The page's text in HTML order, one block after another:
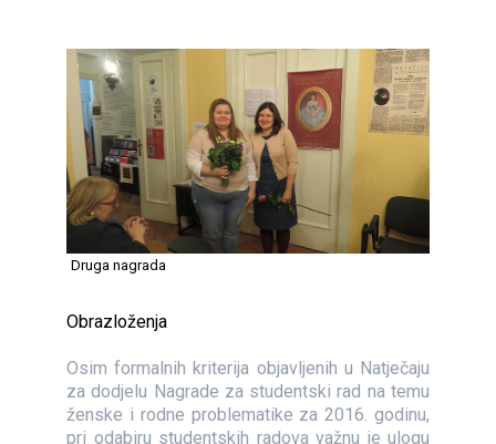
Druga nagrada
Obrazloženja
Osim formalnih kriterija objavljenih u Natječaju
za dodjelu Nagrade za studentski rad na temu
ženske i rodne problematike za 2016. godinu,
pri odabiru studentskih radova važnu je ulogu